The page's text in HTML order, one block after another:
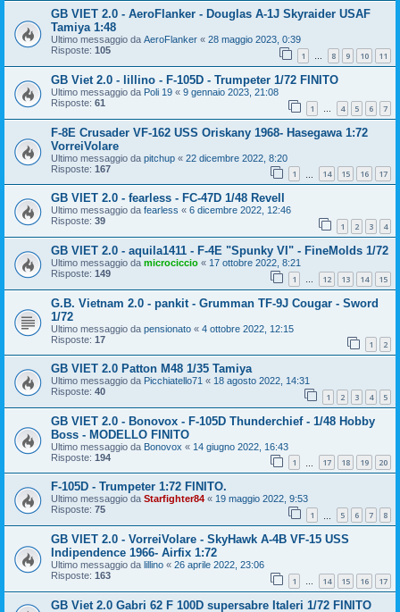
GB VIET 2.0 - AeroFlanker - Douglas A-1J Skyraider USAF
Tamiya 1:48
Ultimo messaggio da AeroFlanker « 28 maggio 2023, 0:39
Risposte: 105 1 … 8 9 10 11
GB Viet 2.0 - lillino - F-105D - Trumpeter 1/72 FINITO
Ultimo messaggio da Poli 19 « 9 gennaio 2023, 21:08
Risposte: 61 1 … 4 5 6 7
F-8E Crusader VF-162 USS Oriskany 1968- Hasegawa 1:72
VorreiVolare
Ultimo messaggio da pitchup « 22 dicembre 2022, 8:20
Risposte: 167 1 14 15 16 17
GB VIET 2.0 - fearless - FC-47D 1/48 Revell
Ultimo messaggio da fearless « 6 dicembre 2022, 12:46
Risposte: 39 1 2 3 4
GB VIET 2.0 - aquila1411 - F-4E "Spunky VI" - FineMolds 1/72
Ultimo messaggio da microciccio « 17 ottobre 2022, 8:21
Risposte: 149 1 … 12 13 14 15
G.B. Vietnam 2.0 - pankit - Grumman TF-9J Cougar - Sword
1/72
Ultimo messaggio da pensionato « 4 ottobre 2022, 12:15
Risposte: 17 1 2
GB VIET 2.0 Patton M48 1/35 Tamiya
Ultimo messaggio da Picchiatello71 « 18 agosto 2022, 14:31
Risposte: 40 1 2 3 4 5
GB VIET 2.0 - Bonovox - F-105D Thunderchief - 1/48 Hobby
Boss - MODELLO FINITO
Ultimo messaggio da Bonovox « 14 giugno 2022, 16:43
Risposte: 194 1 17 18 19 20
F-105D - Trumpeter 1:72 FINITO.
Ultimo messaggio da Starfighter84 « 19 maggio 2022, 9:53
Risposte: 75 1 5 6 7 8
GB VIET 2.0 - VorreiVolare - SkyHawk A-4B VF-15 USS
Indipendence 1966- Airfix 1:72
Ultimo messaggio da lillino « 26 aprile 2022, 23:06
Risposte: 163 1 … 14 15 16 17
GB Viet 2.0 Gabri 62 F 100D supersabre Italeri 1/72 FINITO